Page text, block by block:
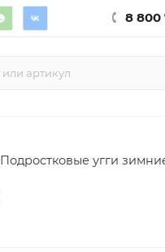
8 800
Подростковые угги